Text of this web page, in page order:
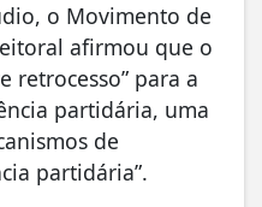
o Movimento de
afirmou que o
retrocesso” para a
partidária, uma
de
partidária”.